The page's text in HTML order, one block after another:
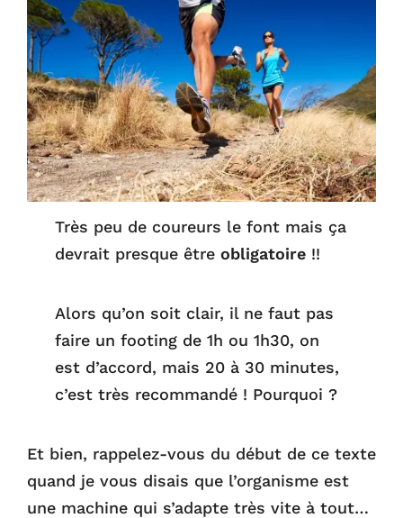
Très peu de coureurs le font mais ça
devrait presque êtreobligatoire !!
Alors qu’on soit clair, il ne faut pas
faire un footing de 1h ou 1h30, on
est d’accord, mais 20 à 30 minutes,
c’est très recommandé ! Pourquoi ?
Et bien, rappelez-vous du début de ce texte
quand je vous disais que l’organisme est
une machine qui s’adapte très vite à tout…